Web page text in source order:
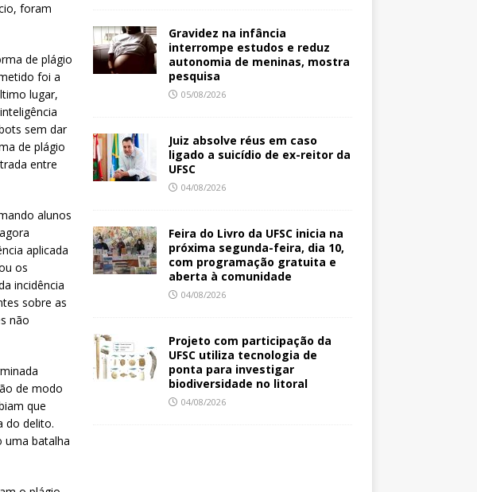
foram
de plágio
foi a
lugar,
sem dar
de plágio
entre
alunos
aplicada
os
incidência
sobre as
não
de modo
que
do delito.
uma batalha
Gravidez na infância
interrompe estudos e reduz
autonomia de meninas, mostra
pesquisa
05/08/2026
Juiz absolve réus em caso
ligado a suicídio de ex-reitor da
UFSC
04/08/2026
Feira do Livro da UFSC inicia na
próxima segunda-feira, dia 10,
com programação gratuita e
aberta à comunidade
04/08/2026
Projeto com participação da
UFSC utiliza tecnologia de
ponta para investigar
biodiversidade no litoral
04/08/2026